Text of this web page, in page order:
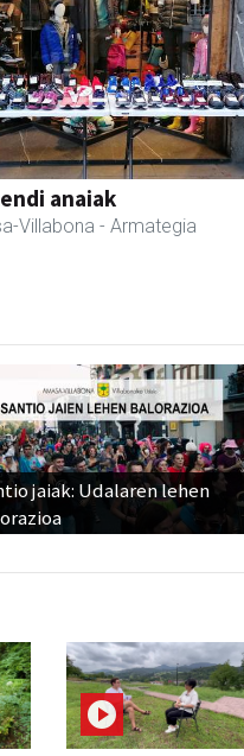
anaiak
Villabona - Armategia
jaiak: Udalaren lehen